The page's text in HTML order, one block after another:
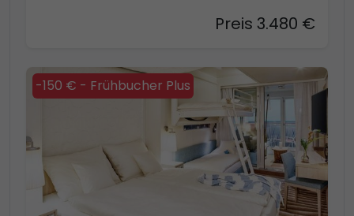
Preis 3.480 €
-150 € - Frühbucher Plus